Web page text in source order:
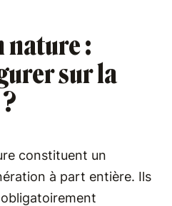
nature :
sur la
constituent un
à part entière. Ils